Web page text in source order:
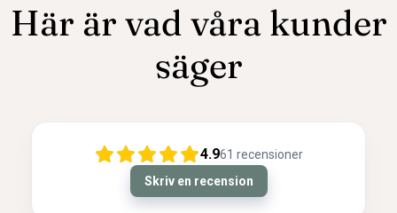
Här är vad våra kunder
säger
4.961 recensioner
Skriv en recension